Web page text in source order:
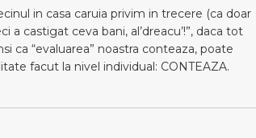
in casa caruia privim in trecere (ca doar
a castigat ceva bani, al’dreacu’!”, daca tot
ca “evaluarea” noastra conteaza, poate
facut la nivel individual: CONTEAZA.